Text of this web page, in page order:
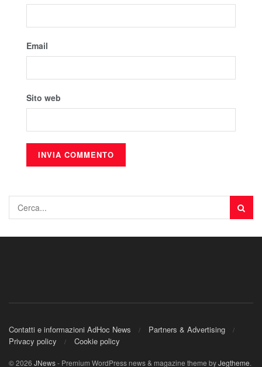
Email
Sito web
Contatti e informazioni AdHoc News
Partners & Advertising
Privacy policy
Cookie policy
© 2026 JNews- Premium WordPress news & magazine theme byJegtheme.